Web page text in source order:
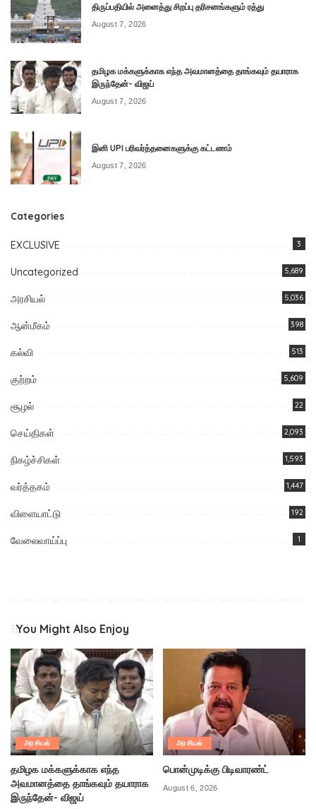
திருப்பதியில் அனைத்து சிறப்பு தரிசனங்களும் ரத்து
August 7, 2026
தமிழக மக்களுக்காக எந்த அவமானத்தை தாங்கவும் தயாராக
இருந்தேன்- விஜய்
August 7, 2026
இனி UPI பரிவர்த்தனைகளுக்கு கட்டணம்
August 7, 2026
Categories
EXCLUSIVE 3
Uncategorized 5,689
அரசியல் 5,036
ஆன்மீகம் 398
கல்வி 513
குற்றம் 5,609
சூழல் 22
செய்திகள் 2,093
நிகழ்ச்சிகள் 1,593
வர்த்தகம் 1,447
விளையாட்டு 192
வேலைவாய்ப்பு 1
You Might Also Enjoy
அரசியல்
தமிழக மக்களுக்காக எந்த
அவமானத்தை தாங்கவும் தயாராக
இருந்தேன்- விஜய்
அரசியல்
பொன்முடிக்கு பிடிவாரண்ட்
August 6, 2026